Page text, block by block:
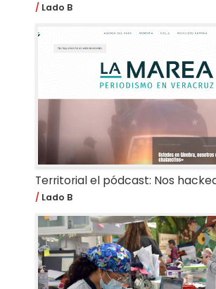
Lado B
Territorial el pódcast: Nos
Lado B